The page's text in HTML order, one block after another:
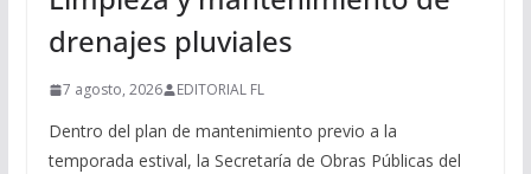
drenajes pluviales
7 agosto, 2026 EDITORIAL FL
Dentro del plan de mantenimiento previo a la
temporada estival, la Secretaría de Obras Públicas del